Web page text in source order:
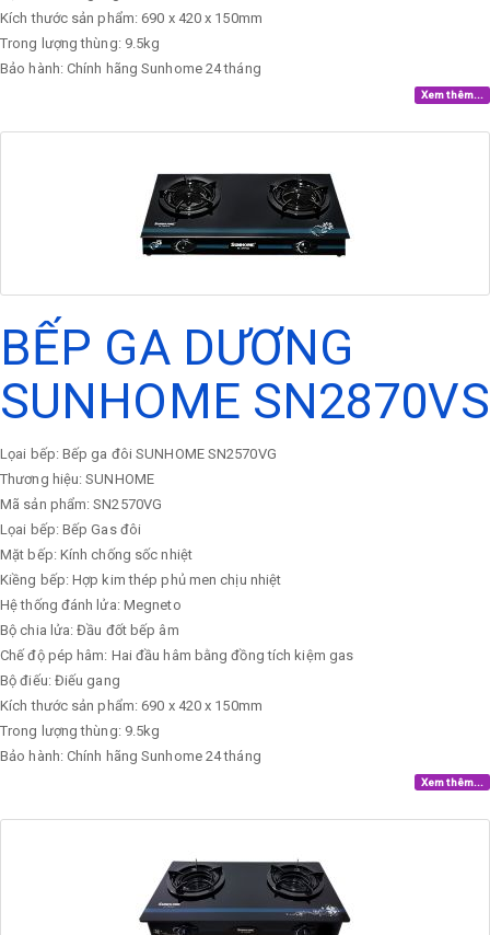
Kích thước sản phẩm: 690 x 420 x 150mm
Trong lượng thùng: 9.5kg
Bảo hành: Chính hãng Sunhome 24 tháng
Xem thêm...
BẾP GA DƯƠNG
SUNHOME SN2870VS
Lọai bếp: Bếp ga đôi SUNHOME SN2570VG
Thương hiệu: SUNHOME
Mã sản phẩm: SN2570VG
Lọai bếp: Bếp Gas đôi
Mặt bếp: Kính chống sốc nhiệt
Kiềng bếp: Hợp kim thép phủ men chịu nhiệt
Hệ thống đánh lửa: Megneto
Bộ chia lửa: Đầu đốt bếp âm
Chế độ pép hâm: Hai đầu hâm bằng đồng tích kiệm gas
Bộ điếu: Điếu gang
Kích thước sản phẩm: 690 x 420 x 150mm
Trong lượng thùng: 9.5kg
Bảo hành: Chính hãng Sunhome 24 tháng
Xem thêm...